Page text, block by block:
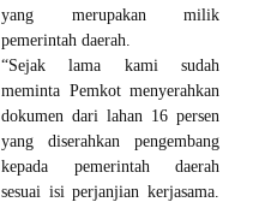
yang merupakan milik
pemerintah daerah.
“Sejak lama kami sudah
meminta Pemkot menyerahkan
dokumen dari lahan 16 persen
yang diserahkan pengembang
kepada pemerintah daerah
sesuai isi perjanjian kerjasama.